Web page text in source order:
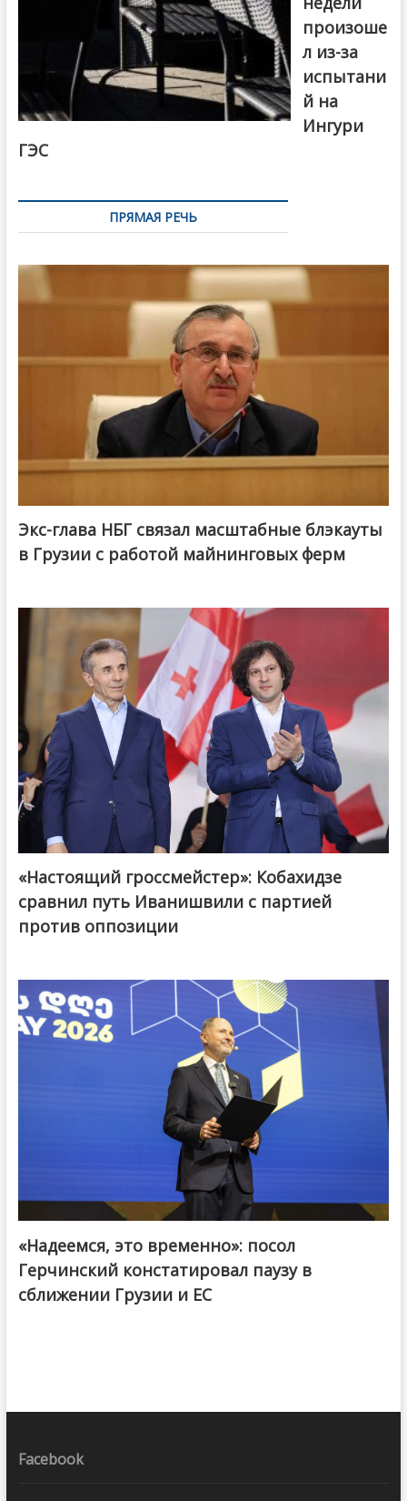
произоше
л из-за
испытани
й на
Ингури
ГЭС
ПРЯМАЯ РЕЧЬ
Экс-глава НБГ связал масштабные блэкауты
в Грузии с работой майнинговых ферм
@ქართული ოცნება / Georgian Dream
«Настоящий гроссмейстер»: Кобахидзе
сравнил путь Иванишвили с партией
против оппозиции
«Надеемся, это временно»: посол
Герчинский констатировал паузу в
сближении Грузии и ЕС
Facebook